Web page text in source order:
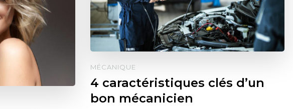
MÉCANIQUE
4 caractéristiques clés d’un
bon mécanicien